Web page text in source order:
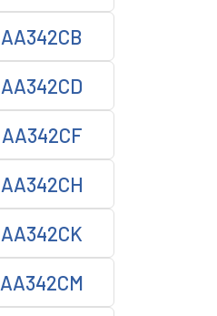
AA342CB
AA342CD
AA342CF
AA342CH
AA342CK
AA342CM